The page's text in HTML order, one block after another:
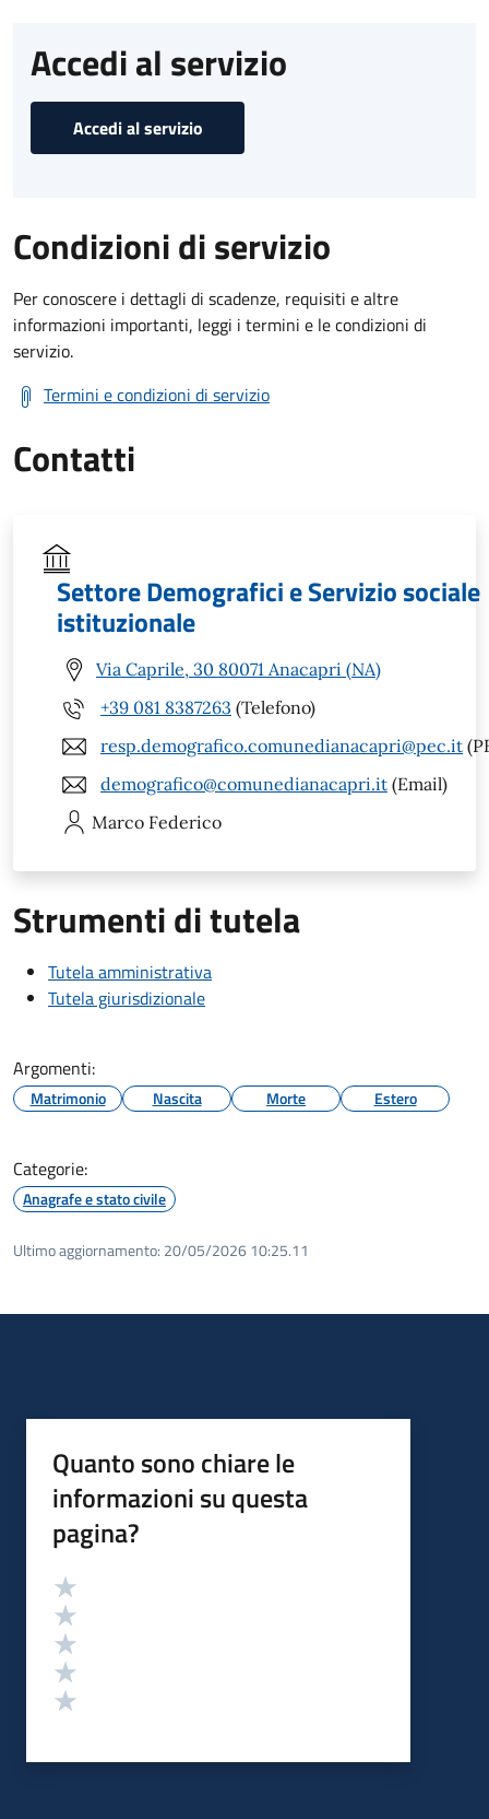
Accedi al servizio
Accedi al servizio
Condizioni di servizio
Per conoscere i dettagli di scadenze, requisiti e altre
informazioni importanti, leggi i termini e le condizioni di
servizio.
Termini e condizioni di servizio
Contatti
Settore Demografici e Servizio sociale
istituzionale
Via Caprile, 30 80071 Anacapri (NA)
+39 081 8387263 (Telefono)
resp.demografico.comunedianacapri@pec.it
demografico@comunedianacapri.it (Email)
Marco Federico
Strumenti di tutela
Tutela amministrativa
Tutela giurisdizionale
Argomenti:
Matrimonio Nascita Morte Estero
Categorie:
Anagrafe e stato civile
Ultimo aggiornamento: 20/05/2026 10:25.11
Quanto sono chiare le
informazioni su questa
pagina?
Valutazione